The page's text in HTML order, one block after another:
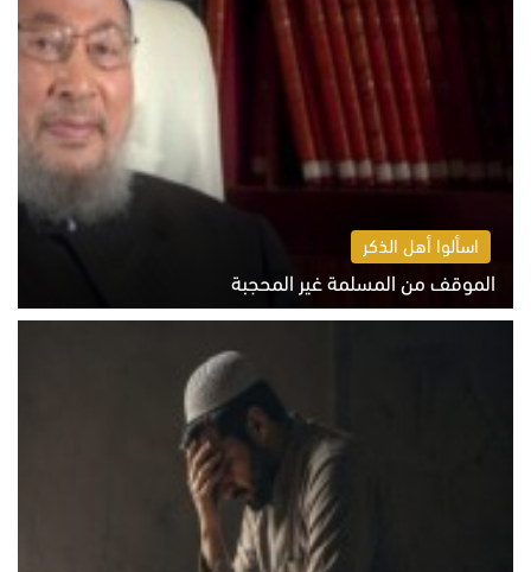
اسألوا أهل الذكر
الموقف من المسلمة غير المحجبة
الخميس 6 أغسطس 2026 10:45 ص